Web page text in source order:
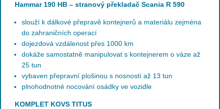
Hammar 190 HB – stranový překladač Scania R 590
slouží k dálkové přepravě kontejnerů a materiálu zejména
do zahraničních operací
dojezdová vzdálenost přes 1000 km
dokáže samostatně manipulovat s kontejnerem o váze až
25 tun
vybaven přepravní plošinou s nosností až 13 tun
plnohodnotné nocování osádky ve vozidle
KOMPLET KOVS TITUS